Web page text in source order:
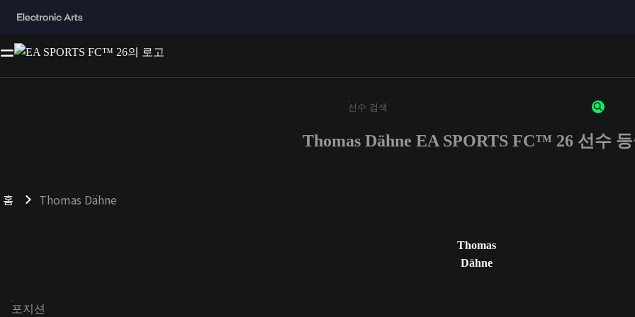
최소 3자 이상의 문자 또는 숫자를 입력하세요
Thomas Dähne EA SPORTS FC™ 26 선수
홈 Thomas Dähne
Thomas
Dähne
포지션